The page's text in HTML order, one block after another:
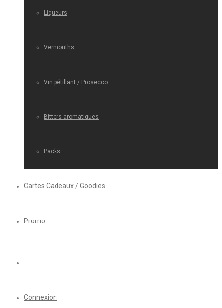
Liqueurs
Vermouths
Vin pétillant / Prosecco
Bitters aromatiques
Packs
Cartes Cadeaux / Goodies
Promo
Connexion